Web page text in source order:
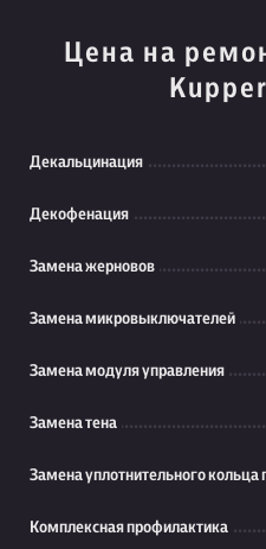
Цена на
Декальцинация
Декофенация
Замена жерновов
Замена микровыключателей
Замена модуля управления
Замена тена
Замена уплотнительного кольца
Комплексная профилактика